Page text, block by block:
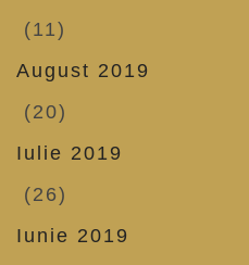
(11)
August 2019
(20)
Iulie 2019
(26)
Iunie 2019